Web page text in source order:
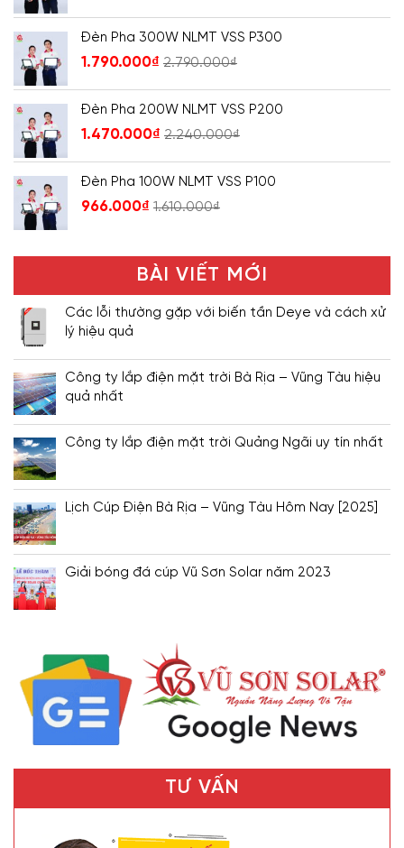
Đèn Pha 300W NLMT VSS P300
1.790.000₫ 2.790.000₫
Đèn Pha 200W NLMT VSS P200
1.470.000₫ 2.240.000₫
Đèn Pha 100W NLMT VSS P100
966.000₫ 1.610.000₫
BÀI VIẾT MỚI
Các lỗi thường gặp với biến tần Deye và cách xử
lý hiệu quả
Công ty lắp điện mặt trời Bà Rịa – Vũng Tàu hiệu
quả nhất
Công ty lắp điện mặt trời Quảng Ngãi uy tín nhất
Lịch Cúp Điện Bà Rịa – Vũng Tàu Hôm Nay [2025]
Giải bóng đá cúp Vũ Sơn Solar năm 2023
TƯ VẤN